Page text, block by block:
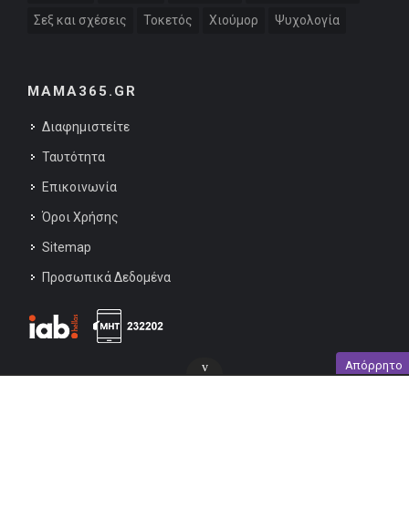
Σεξ και σχέσεις Τοκετός Χιούμορ Ψυχολογία
MAMA365.GR
Διαφημιστείτε
Ταυτότητα
Επικοινωνία
Όροι Χρήσης
Sitemap
Προσωπικά Δεδομένα
Απόρρητο
v